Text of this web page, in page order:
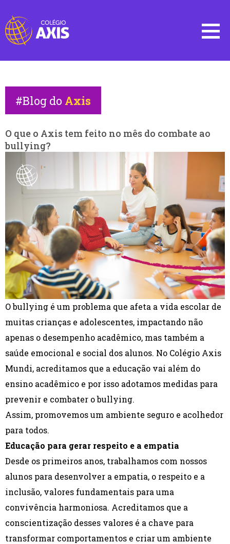
#Blog do Axis
O que o Axis tem feito no mês do combate ao
bullying?
O bullying é um problema que afeta a vida escolar de
muitas crianças e adolescentes, impactando não
apenas o desempenho acadêmico, mas também a
saúde emocional e social dos alunos. No Colégio Axis
Mundi, acreditamos que a educação vai além do
ensino acadêmico e por isso adotamos medidas para
prevenir e combater o bullying.
Assim, promovemos um ambiente seguro e acolhedor
para todos.
Educação para gerar respeito e a empatia
Desde os primeiros anos, trabalhamos com nossos
alunos para desenvolver a empatia, o respeito e a
inclusão, valores fundamentais para uma
convivência harmoniosa. Acreditamos que a
conscientização desses valores é a chave para
transformar comportamentos e criar um ambiente